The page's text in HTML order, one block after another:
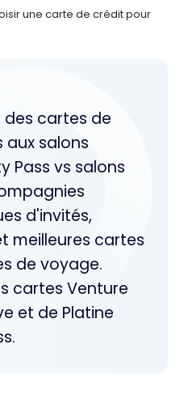
une carte de crédit pour
cartes de
salons
Pass vs salons
d'invités,
meilleures cartes
de voyage.
cartes Venture
et de Platine